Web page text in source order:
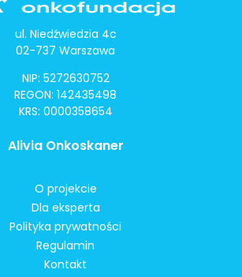
ul. Niedźwiedzia 4c
02-737 Warszawa
NIP: 5272630752
REGON: 142435498
KRS: 0000358654
Alivia Onkoskaner
O projekcie
Dla eksperta
Polityka prywatności
Regulamin
Kontakt